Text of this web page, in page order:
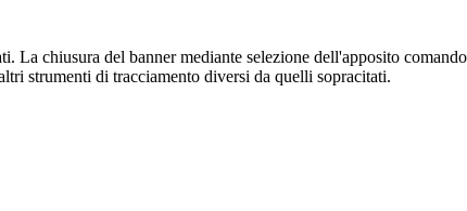
La chiusura del banner mediante selezione dell'apposito
strumenti di tracciamento diversi da quelli sopracitati.